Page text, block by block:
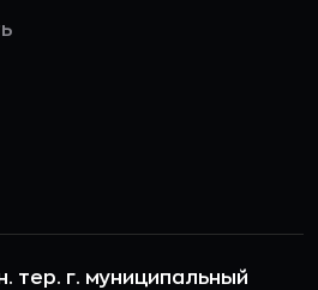
тер. г. муниципальный